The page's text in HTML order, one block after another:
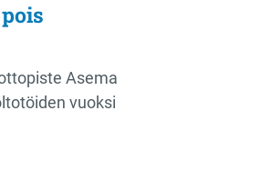
Asema
vuoksi